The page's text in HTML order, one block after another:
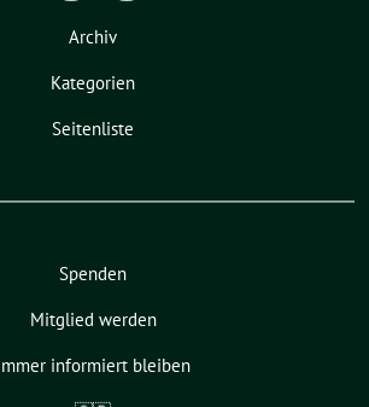
Archiv
Kategorien
Seitenliste
Spenden
Mitglied werden
informiert bleiben